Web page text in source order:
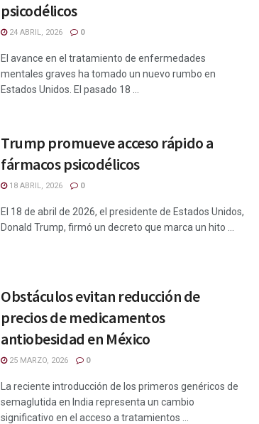
psicodélicos
24 ABRIL, 2026 0
El avance en el tratamiento de enfermedades
mentales graves ha tomado un nuevo rumbo en
Estados Unidos. El pasado 18 ...
Trump promueve acceso rápido a
fármacos psicodélicos
18 ABRIL, 2026 0
El 18 de abril de 2026, el presidente de Estados Unidos,
Donald Trump, firmó un decreto que marca un hito ...
Obstáculos evitan reducción de
precios de medicamentos
antiobesidad en México
25 MARZO, 2026 0
La reciente introducción de los primeros genéricos de
semaglutida en India representa un cambio
significativo en el acceso a tratamientos ...